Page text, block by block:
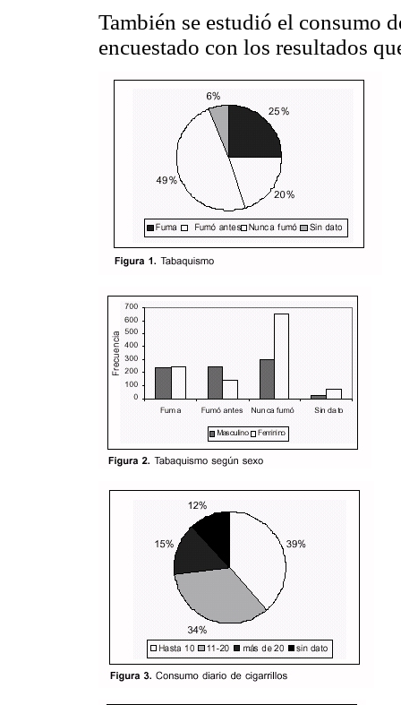
También se estudió el consumo
encuestado con los resultados